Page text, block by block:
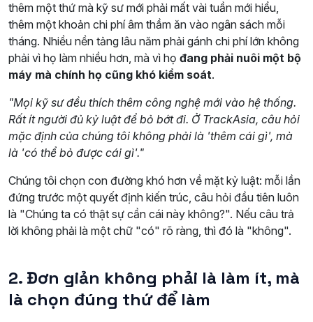
thêm một thứ mà kỹ sư mới phải mất vài tuần mới hiểu,
thêm một khoản chi phí âm thầm ăn vào ngân sách mỗi
tháng. Nhiều nền tảng lâu năm phải gánh chi phí lớn không
phải vì họ làm nhiều hơn, mà vì họ đang phải nuôi một bộ
máy mà chính họ cũng khó kiểm soát.
"Mọi kỹ sư đều thích thêm công nghệ mới vào hệ thống.
Rất ít người đủ kỷ luật để bỏ bớt đi. Ở TrackAsia, câu hỏi
mặc định của chúng tôi không phải là 'thêm cái gì', mà
là 'có thể bỏ được cái gì'."
Chúng tôi chọn con đường khó hơn về mặt kỷ luật: mỗi lần
đứng trước một quyết định kiến trúc, câu hỏi đầu tiên luôn
là "Chúng ta có thật sự cần cái này không?". Nếu câu trả
lời không phải là một chữ "có" rõ ràng, thì đó là "không".
2. Đơn giản không phải là làm ít, mà
là chọn đúng thứ để làm